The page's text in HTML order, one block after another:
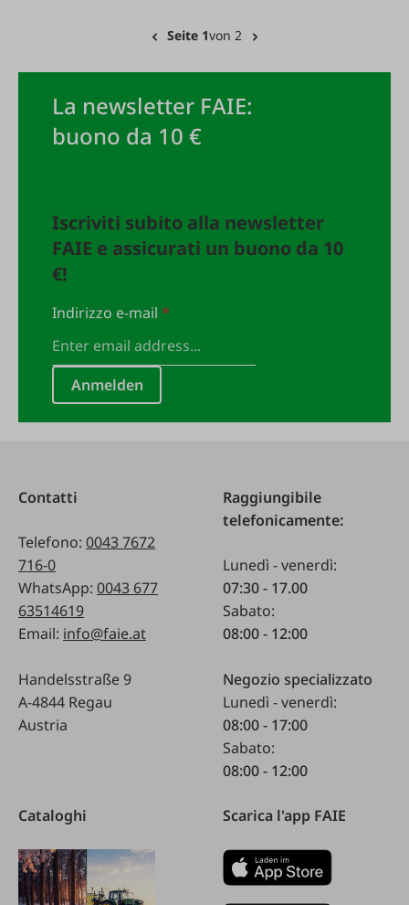
Seite 1von 2
La newsletter FAIE:
buono da 10 €
Iscriviti subito alla newsletter
FAIE e assicurati un buono da 10
€!
Indirizzo e-mail*
Anmelden
Contatti
Telefono: 0043 7672
716-0
WhatsApp: 0043 677
63514619
Email: info@faie.at
Handelsstraße 9
A-4844 Regau
Austria
Raggiungibile
telefonicamente:
Lunedì - venerdì:
07:30 - 17.00
Sabato:
08:00 - 12:00
Negozio specializzato
Lunedì - venerdì:
08:00 - 17:00
Sabato:
08:00 - 12:00
Cataloghi Scarica l'app FAIE